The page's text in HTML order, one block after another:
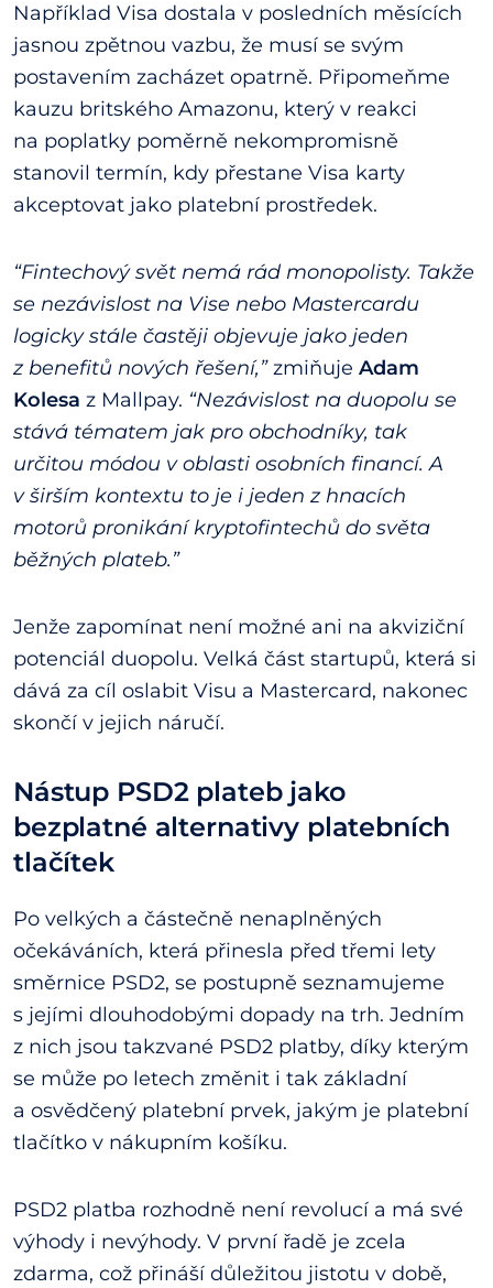
Například Visa dostala v posledních měsících
jasnou zpětnou vazbu, že musí se svým
postavením zacházet opatrně. Připomeňme
kauzu britského Amazonu, který v reakci
na poplatky poměrně nekompromisně
stanovil termín, kdy přestane Visa karty
akceptovat jako platební prostředek.
“Fintechový svět nemá rád monopolisty. Takže
se nezávislost na Vise nebo Mastercardu
logicky stále častěji objevuje jako jeden
z benefitů nových řešení,”zmiňuje Adam
Kolesa z Mallpay. “Nezávislost na duopolu se
stává tématem jak pro obchodníky, tak
určitou módou v oblasti osobních financí. A
v širším kontextu to je i jeden z hnacích
motorů pronikání kryptofintechů do světa
běžných plateb.”
Jenže zapomínat není možné ani na akviziční
potenciál duopolu. Velká část startupů, která si
dává za cíl oslabit Visu a Mastercard, nakonec
skončí v jejich náručí.
Nástup PSD2 plateb jako
bezplatné alternativy platebních
tlačítek
Po velkých a částečně nenaplněných
očekáváních, která přinesla před třemi lety
směrnice PSD2, se postupně seznamujeme
s jejími dlouhodobými dopady na trh. Jedním
z nich jsou takzvané PSD2 platby, díky kterým
se může po letech změnit i tak základní
a osvědčený platební prvek, jakým je platební
tlačítko v nákupním košíku.
PSD2 platba rozhodně není revolucí a má své
výhody i nevýhody. V první řadě je zcela
zdarma, což přináší důležitou jistotu v době,